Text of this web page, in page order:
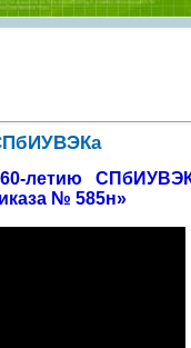
летию
№ 585н»